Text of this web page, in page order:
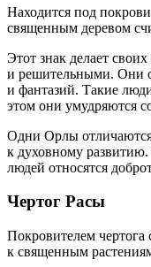
Находится под
священным деревом
Этот знак делает
и решительными. Они
и фантазий. Такие
этом они умудряются
Одни Орлы
к духовному
людей относятся
Чертог Расы
Покровителем чертога
к священным